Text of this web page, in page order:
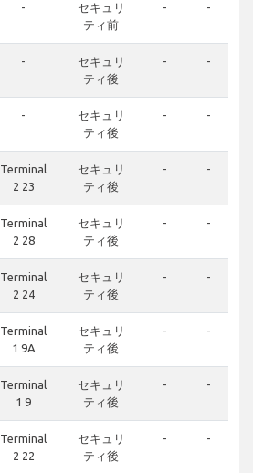
-
セキュリ
ティ前
- -
-
セキュリ
ティ後
- -
-
セキュリ
ティ後
- -
Terminal
2 23
セキュリ
ティ後
- -
Terminal
2 28
セキュリ
ティ後
- -
Terminal
2 24
セキュリ
ティ後
- -
Terminal
1 9A
セキュリ
ティ後
- -
Terminal
1 9
セキュリ
ティ後
- -
Terminal
2 22
セキュリ
ティ後
- -